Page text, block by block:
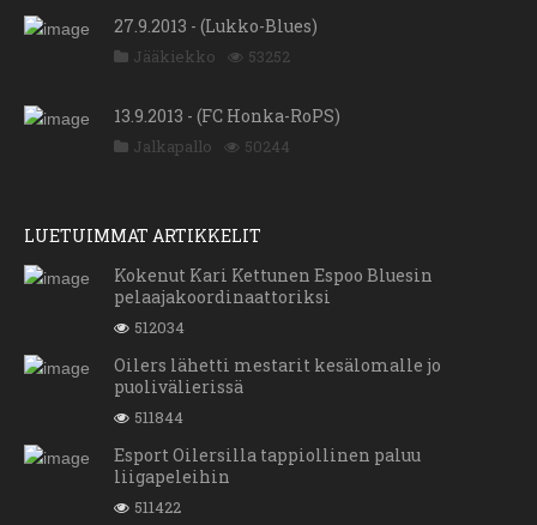
27.9.2013 - (Lukko-Blues)
Jääkiekko 53252
13.9.2013 - (FC Honka-RoPS)
Jalkapallo 50244
LUETUIMMAT ARTIKKELIT
Kokenut Kari Kettunen Espoo Bluesin
pelaajakoordinaattoriksi
512034
Oilers lähetti mestarit kesälomalle jo
puolivälierissä
511844
Esport Oilersilla tappiollinen paluu
liigapeleihin
511422